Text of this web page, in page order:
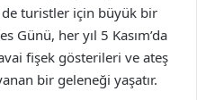
turistler için büyük bir
Günü, her yıl 5 Kasım’da
fişek gösterileri ve ateş
bir geleneği yaşatır.